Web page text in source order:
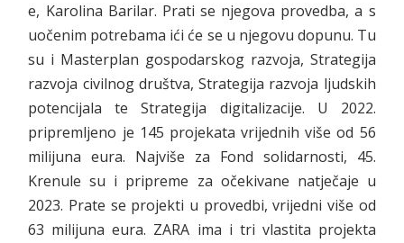
e, Karolina Barilar. Prati se njegova provedba, a s
uočenim potrebama ići će se u njegovu dopunu. Tu
su i Masterplan gospodarskog razvoja, Strategija
razvoja civilnog društva, Strategija razvoja ljudskih
potencijala te Strategija digitalizacije. U 2022.
pripremljeno je 145 projekata vrijednih više od 56
milijuna eura. Najviše za Fond solidarnosti, 45.
Krenule su i pripreme za očekivane natječaje u
2023. Prate se projekti u provedbi, vrijedni više od
63 milijuna eura. ZARA ima i tri vlastita projekta